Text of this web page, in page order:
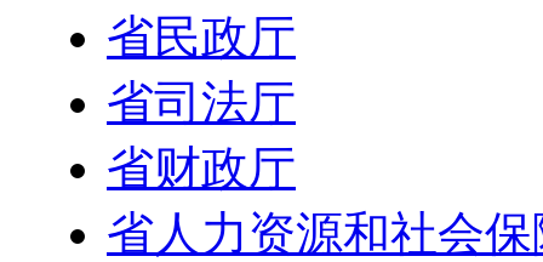
省民政厅
省司法厅
省财政厅
省人力资源和社会